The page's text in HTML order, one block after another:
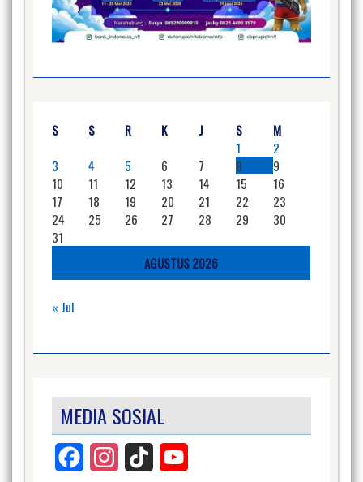
AGUSTUS 2026
S S R K J S
M
1
2
3
4 5 6 7 8
9
10
11 12 13 14 15
16
17
18 19 20 21 22
23
24
25 26 27 28 29
30
31
« Jul
MEDIA SOSIAL
Facebook InstagramTikTok